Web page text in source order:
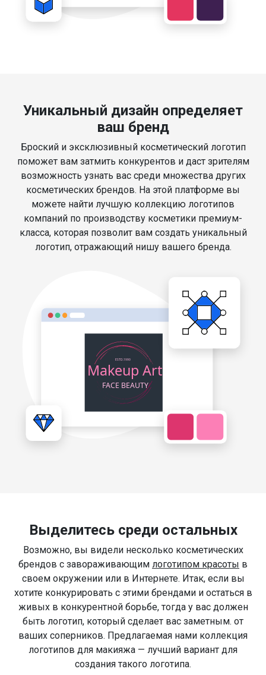
Уникальный дизайн определяет
ваш бренд
Броский и эксклюзивный косметический логотип
поможет вам затмить конкурентов и даст зрителям
возможность узнать вас среди множества других
косметических брендов. На этой платформе вы
можете найти лучшую коллекцию логотипов
компаний по производству косметики премиум-
класса, которая позволит вам создать уникальный
логотип, отражающий нишу вашего бренда.
Выделитесь среди остальных
Возможно, вы видели несколько косметических
брендов с завораживающим логотипом красоты в
своем окружении или в Интернете. Итак, если вы
хотите конкурировать с этими брендами и остаться в
живых в конкурентной борьбе, тогда у вас должен
быть логотип, который сделает вас заметным. от
ваших соперников. Предлагаемая нами коллекция
логотипов для макияжа — лучший вариант для
создания такого логотипа.